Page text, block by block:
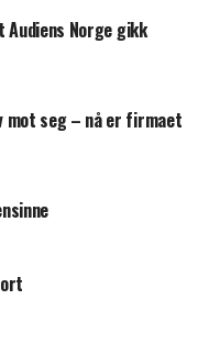
Norge gikk
mot seg – nå er firmaet